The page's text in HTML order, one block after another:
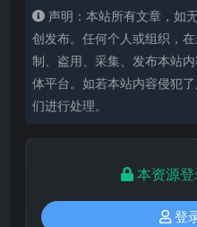
声明：本站所有文章，如
创发布。任何个人或组织，
制、盗用、采集、发布本站
体平台。如若本站内容侵犯
们进行处理。
本资源
登